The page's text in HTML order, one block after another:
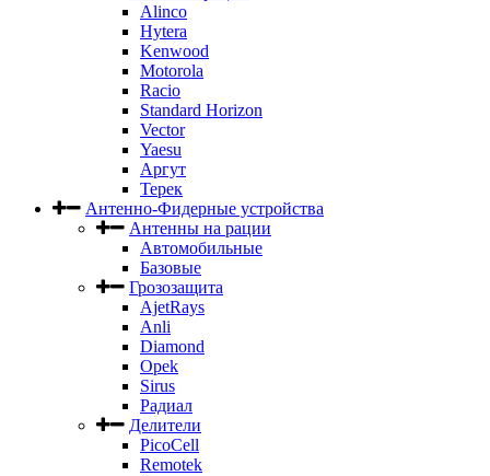
Alinco
Hytera
Kenwood
Motorola
Racio
Standard Horizon
Vector
Yaesu
Аргут
Терек
Антенно-Фидерные устройства
Антенны на рации
Автомобильные
Базовые
Грозозащита
AjetRays
Anli
Diamond
Opek
Sirus
Радиал
Делители
PicoCell
Remotek